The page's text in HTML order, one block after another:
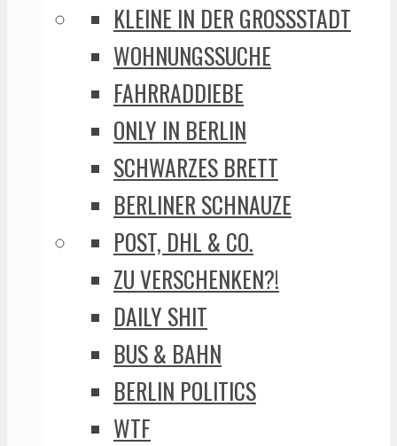
KLEINE IN DER GROSSSTADT
WOHNUNGSSUCHE
FAHRRADDIEBE
ONLY IN BERLIN
SCHWARZES BRETT
BERLINER SCHNAUZE
POST, DHL & CO.
ZU VERSCHENKEN?!
DAILY SHIT
BUS & BAHN
BERLIN POLITICS
WTF